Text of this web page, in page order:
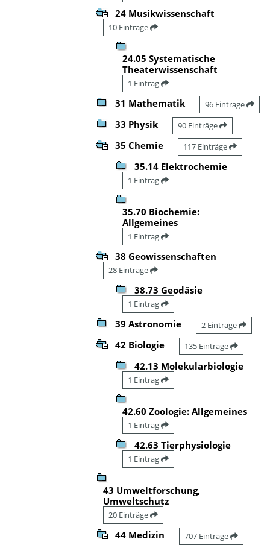
24 Musikwissenschaft
10 Einträge
24.05 Systematische
Theaterwissenschaft
1 Eintrag
31 Mathematik 96 Einträge
33 Physik 90 Einträge
35 Chemie 117 Einträge
35.14 Elektrochemie
1 Eintrag
35.70 Biochemie:
Allgemeines
1 Eintrag
38 Geowissenschaften
28 Einträge
38.73 Geodäsie
1 Eintrag
39 Astronomie 2 Einträge
42 Biologie 135 Einträge
42.13 Molekularbiologie
1 Eintrag
42.60 Zoologie: Allgemeines
1 Eintrag
42.63 Tierphysiologie
1 Eintrag
43 Umweltforschung,
Umweltschutz
20 Einträge
44 Medizin 707 Einträge